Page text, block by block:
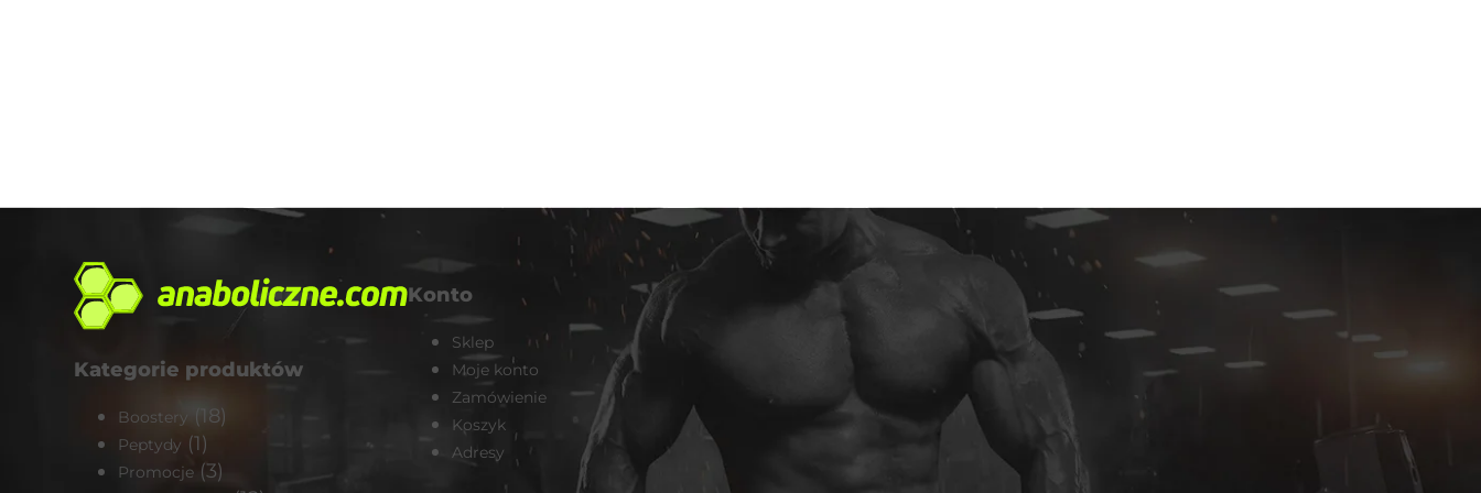
Kategorie produktów
Boostery (18)
Peptydy (1)
Promocje (3)
Konto
Sklep
Moje konto
Zamówienie
Koszyk
Adresy